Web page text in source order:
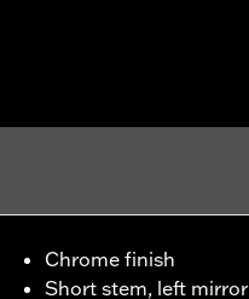
Chrome finish
Short stem, left mirror